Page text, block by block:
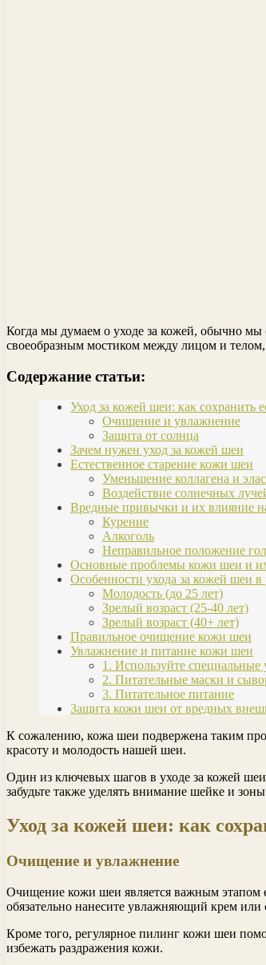
Когда мы думаем о уходе за кожей, обычно
своеобразным мостиком между лицом и
Содержание статьи:
Уход за кожей шеи: как сохранить
Очищение и увлажнение
Защита от солнца
Зачем нужен уход за кожей шеи
Естественное старение кожи шеи
Уменьшение коллагена и
Воздействие солнечных
Вредные привычки и их влияние
Курение
Алкоголь
Неправильное положение
Основные проблемы кожи шеи и
Особенности ухода за кожей шеи
Молодость (до 25 лет)
Зрелый возраст (25-40 лет)
Зрелый возраст (40+ лет)
Правильное очищение кожи шеи
Увлажнение и питание кожи шеи
1. Используйте
2. Питательные маски и
3. Питательное питание
Защита кожи шеи от вредных
К сожалению, кожа шеи подвержена таким
красоту и молодость нашей шеи.
Один из ключевых шагов в уходе за кожей
забудьте также уделять внимание шейке и
Уход за кожей шеи: как
Очищение и увлажнение
Очищение кожи шеи является важным этапом
обязательно нанесите увлажняющий крем
Кроме того, регулярное пилинг кожи шеи
избежать раздражения кожи.